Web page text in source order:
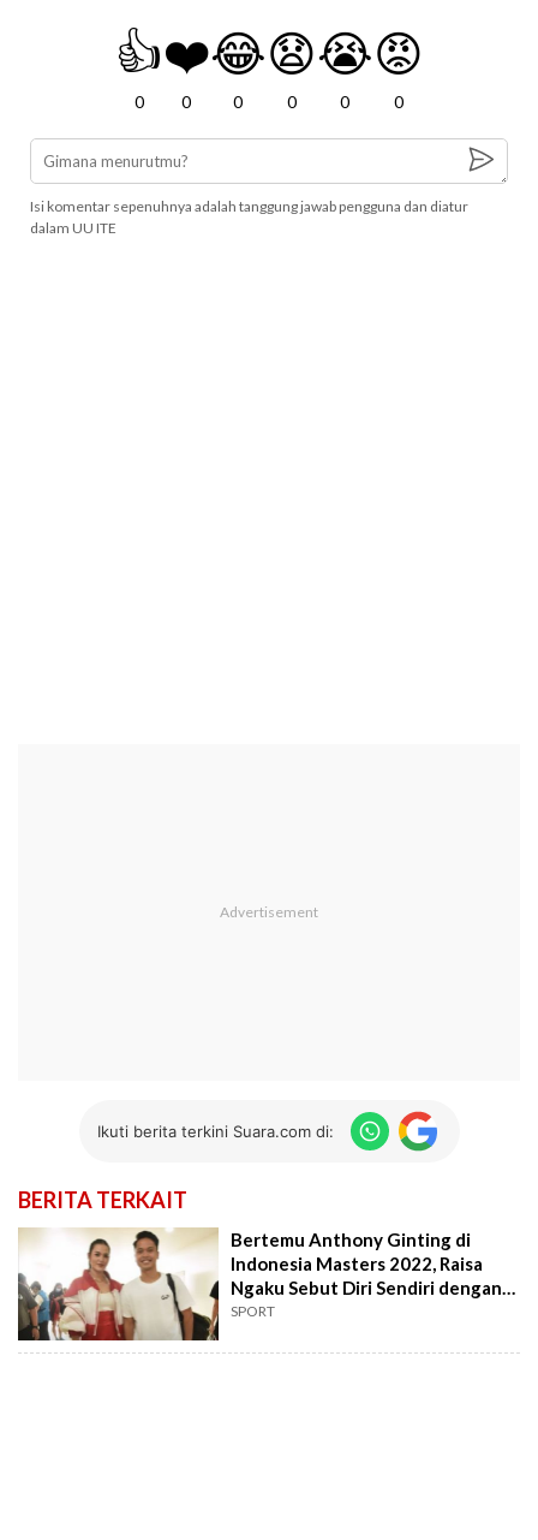
👍
0
❤️
0
😂
0
😧
0
😭
0
😡
0
Isi komentar sepenuhnya adalah tanggung jawab pengguna dan diatur
dalam UU ITE
Ikuti berita terkini Suara.com di:
BERITA TERKAIT
Bertemu Anthony Ginting di
Indonesia Masters 2022, Raisa
Ngaku Sebut Diri Sendiri dengan
Panggilan Gintingwati
SPORT